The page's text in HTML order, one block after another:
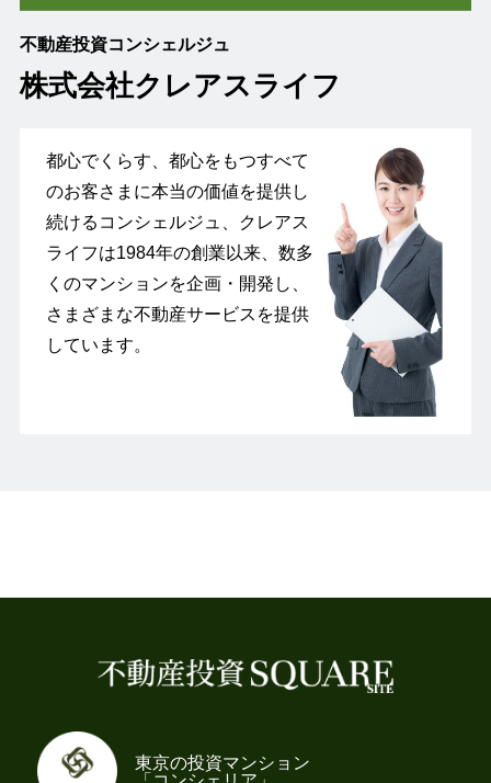
不動産投資コンシェルジュ
株式会社クレアスライフ
都心でくらす、都心をもつすべて
のお客さまに本当の価値を提供し
続けるコンシェルジュ、クレアス
ライフは1984年の創業以来、数多
くのマンションを企画・開発し、
さまざまな不動産サービスを提供
しています。
東京の投資マンション